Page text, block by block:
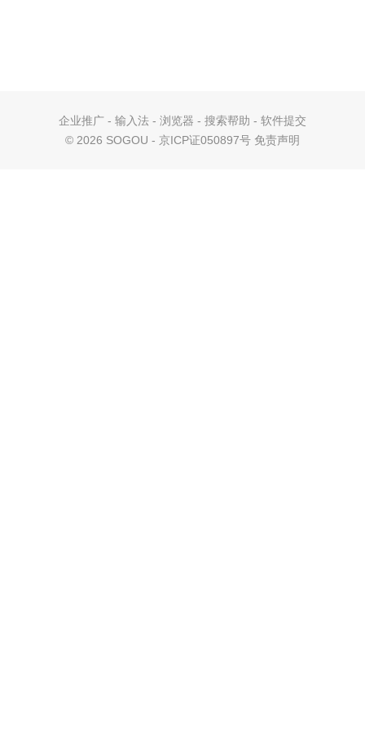
企业推广 - 输入法 - 浏览器 - 搜索帮助 - 软件提交
© 2026 SOGOU - 京ICP证050897号 免责声明